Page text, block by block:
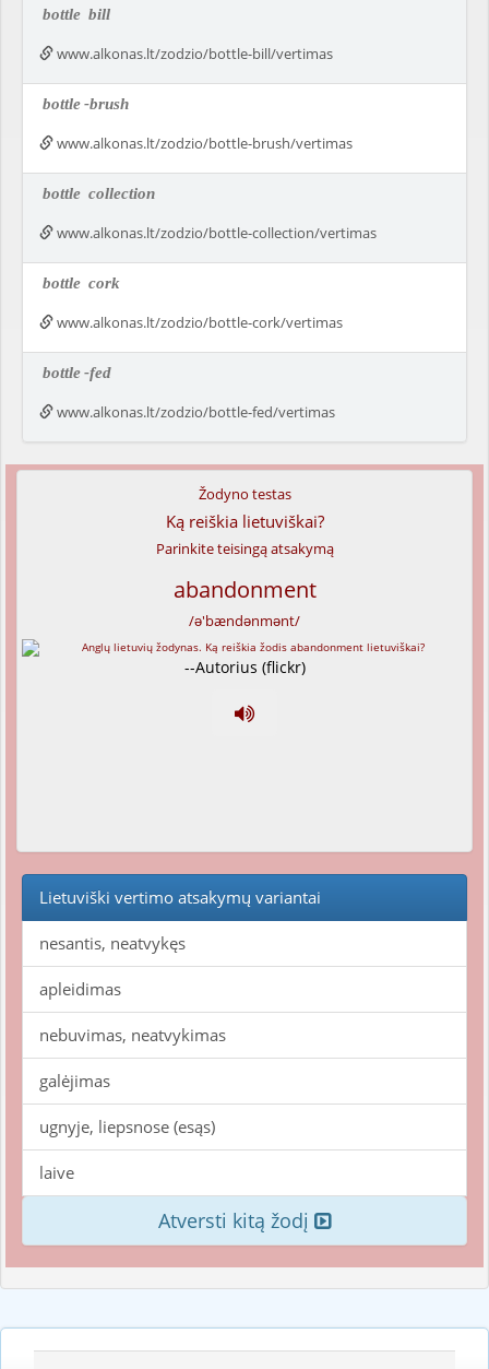
bottle bill
www.alkonas.lt/zodzio/bottle-bill/vertimas
bottle-brush
www.alkonas.lt/zodzio/bottle-brush/vertimas
bottle collection
www.alkonas.lt/zodzio/bottle-collection/vertimas
bottle cork
www.alkonas.lt/zodzio/bottle-cork/vertimas
bottle-fed
www.alkonas.lt/zodzio/bottle-fed/vertimas
Žodyno testas
Ką reiškia lietuviškai?
Parinkite teisingą atsakymą
abandonment
/ə'bændənmənt/
--Autorius (flickr)
Lietuviški vertimo atsakymų variantai
nesantis, neatvykęs
apleidimas
nebuvimas, neatvykimas
galėjimas
ugnyje, liepsnose (esąs)
laive
Atversti kitą žodį